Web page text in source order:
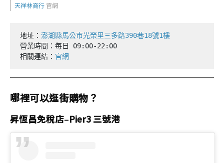
天祥林商行 官網
地址：
營業時間：每日 09:00-22:00
相關連結： 官網
哪裡可以逛街購物？
昇恆昌免稅店–Pier3 三號港